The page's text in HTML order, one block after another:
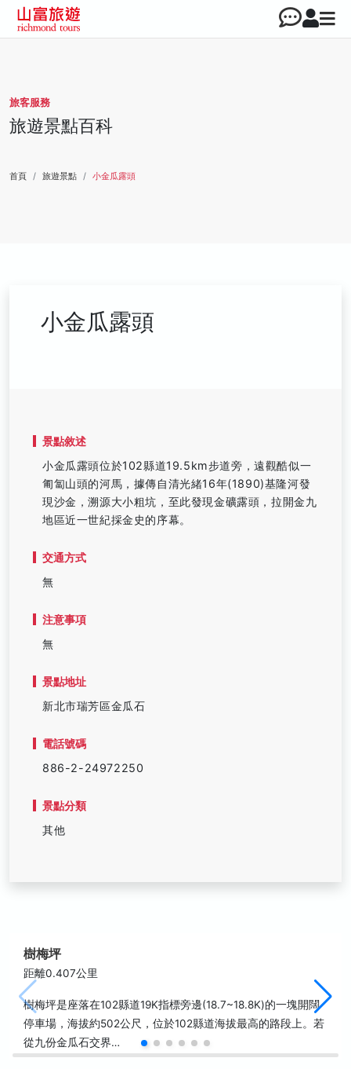
旅客服務
旅遊景點百科
首頁 旅遊景點 小金瓜露頭
小金瓜露頭
景點敘述
小金瓜露頭位於102縣道19.5km步道旁，遠觀酷似一
匍匐山頭的河馬，據傳自清光緒16年(1890)基隆河發
現沙金，溯源大小粗坑，至此發現金礦露頭，拉開金九
地區近一世紀採金史的序幕。
交通方式
無
注意事項
無
景點地址
新北市瑞芳區金瓜石
電話號碼
886-2-24972250
景點分類
其他
樹梅坪
距離0.407公里
樹梅坪是座落在102縣道19K指標旁邊(18.7~18.8K)的一塊開闊
停車場，海拔約502公尺，位於102縣道海拔最高的路段上。若
從九份金瓜石交界…